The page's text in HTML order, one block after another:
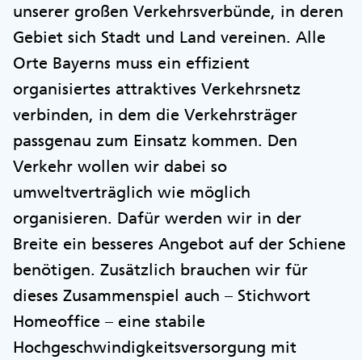
unserer großen Verkehrsverbünde, in deren
Gebiet sich Stadt und Land vereinen. Alle
Orte Bayerns muss ein effizient
organisiertes attraktives Verkehrsnetz
verbinden, in dem die Verkehrsträger
passgenau zum Einsatz kommen. Den
Verkehr wollen wir dabei so
umweltverträglich wie möglich
organisieren. Dafür werden wir in der
Breite ein besseres Angebot auf der Schiene
benötigen. Zusätzlich brauchen wir für
dieses Zusammenspiel auch – Stichwort
Homeoffice – eine stabile
Hochgeschwindigkeitsversorgung mit